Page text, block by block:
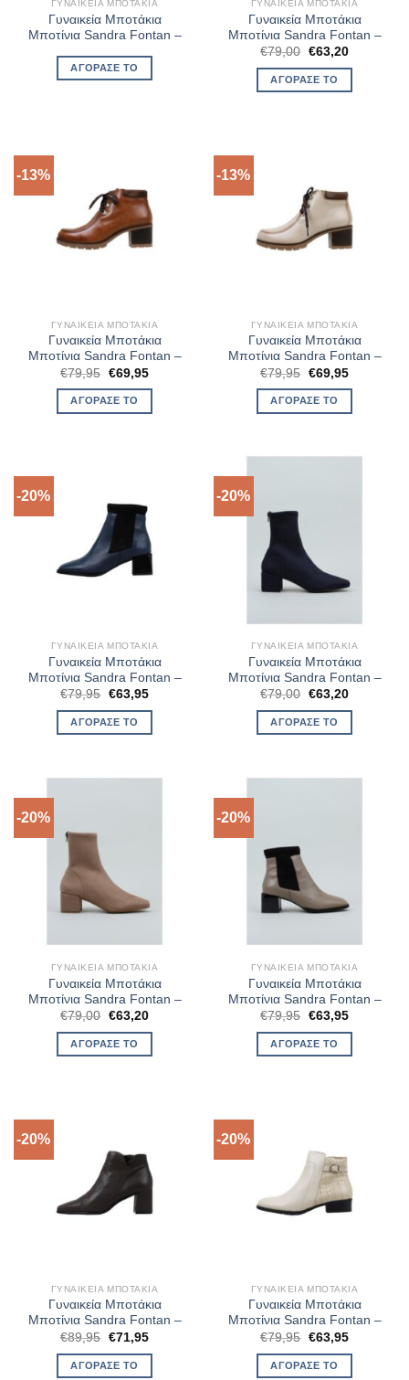
ΓΥΝΑΙΚΕΊΑ ΜΠΟΤΆΚΙΑ
Γυναικεία Μποτάκια
Μποτίνια Sandra Fontan –
ΑΓΌΡΑΣΈ ΤΟ
ΓΥΝΑΙΚΕΊΑ ΜΠΟΤΆΚΙΑ
Γυναικεία Μποτάκια
Μποτίνια Sandra Fontan –
€79,00 Original
was:
€79,00.
€63,20Η
ΑΓΌΡΑΣΈ ΤΟ
-13%
ΓΥΝΑΙΚΕΊΑ ΜΠΟΤΆΚΙΑ
Γυναικεία Μποτάκια
Μποτίνια Sandra Fontan –
€79,95 Original
price
was:
€79,95.
€69,95Η
ΑΓΌΡΑΣΈ ΤΟ
-13%
ΓΥΝΑΙΚΕΊΑ ΜΠΟΤΆΚΙΑ
Γυναικεία Μποτάκια
Μποτίνια Sandra Fontan –
€79,95 Original
price
was:
€79,95.
€69,95Η
ΑΓΌΡΑΣΈ ΤΟ
-20%
ΓΥΝΑΙΚΕΊΑ ΜΠΟΤΆΚΙΑ
Γυναικεία Μποτάκια
Μποτίνια Sandra Fontan –
€79,95 Original
was:
€79,95.
€63,95Η
ΑΓΌΡΑΣΈ ΤΟ
-20%
ΓΥΝΑΙΚΕΊΑ ΜΠΟΤΆΚΙΑ
Γυναικεία Μποτάκια
Μποτίνια Sandra Fontan –
€79,00 Original
was:
€79,00.
€63,20Η
ΑΓΌΡΑΣΈ ΤΟ
-20%
ΓΥΝΑΙΚΕΊΑ ΜΠΟΤΆΚΙΑ
Γυναικεία Μποτάκια
Μποτίνια Sandra Fontan –
€79,00 Original
was:
€79,00.
€63,20Η
ΑΓΌΡΑΣΈ ΤΟ
-20%
ΓΥΝΑΙΚΕΊΑ ΜΠΟΤΆΚΙΑ
Γυναικεία Μποτάκια
Μποτίνια Sandra Fontan –
€79,95 Original
was:
€79,95.
€63,95Η
ΑΓΌΡΑΣΈ ΤΟ
-20%
ΓΥΝΑΙΚΕΊΑ ΜΠΟΤΆΚΙΑ
Γυναικεία Μποτάκια
Μποτίνια Sandra Fontan –
€89,95 Original
price
was:
€89,95.
€71,95Η
τιμή
ΑΓΌΡΑΣΈ ΤΟ
-20%
ΓΥΝΑΙΚΕΊΑ ΜΠΟΤΆΚΙΑ
Γυναικεία Μποτάκια
Μποτίνια Sandra Fontan –
€79,95 Original
price
was:
€79,95.
€63,95Η
τιμή
ΑΓΌΡΑΣΈ ΤΟ